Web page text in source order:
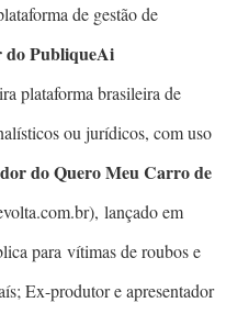
de gestão de
PubliqueAi
plataforma brasileira de
ou jurídicos, com uso
do Quero Meu Carro de
lançado em
para vítimas de roubos e
Ex-produtor e apresentador